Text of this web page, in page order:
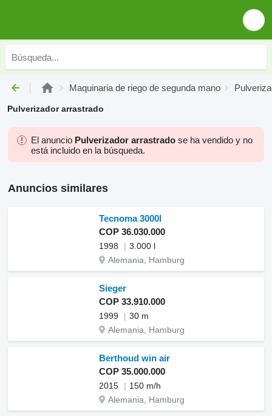
Maquinaria de riego de segunda mano
Pulverizador arrastrado
El anuncio Pulverizador arrastrado se ha vendido y no
está incluido en la búsqueda.
Anuncios similares
Tecnoma 3000l
COP 36.030.000
1998
3.000 l
Alemania, Hamburg
Sieger
COP 33.910.000
1999
30 m
Alemania, Hamburg
Berthoud win air
COP 35.000.000
2015
150 m/h
Alemania, Hamburg